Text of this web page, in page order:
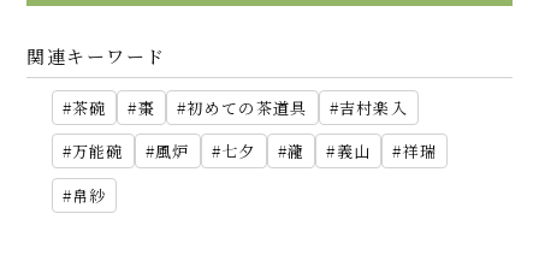
関連キーワード
茶碗 棗 初めての茶道具
吉村楽入
万能碗
風炉 七夕 瀧 義山
祥瑞
帛紗